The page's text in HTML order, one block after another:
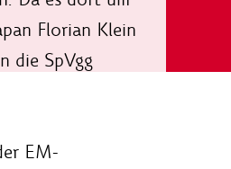
Florian Klein
die SpVgg
EM-